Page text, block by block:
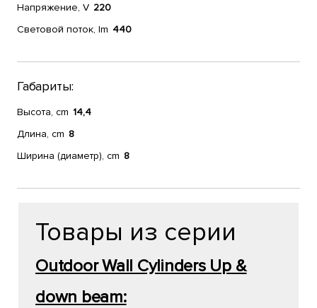
Напряжение, V 220
Световой поток, lm 440
Габариты:
Высота, cm 14,4
Длина, cm 8
Ширина (диаметр), cm 8
Товары из серии
Outdoor Wall Cylinders Up &
down beam: